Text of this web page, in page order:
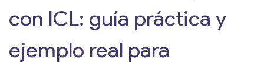
con ICL: guía práctica y
ejemplo real para